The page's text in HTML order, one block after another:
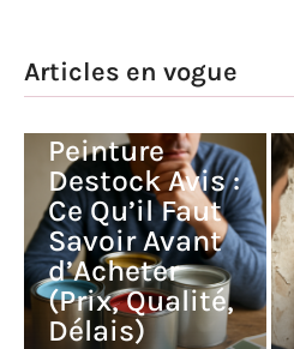
Articles en vogue
Peinture
Destock Avis :
Ce Qu’il Faut
Savoir Avant
d’Acheter
(Prix, Qualité,
Délais)